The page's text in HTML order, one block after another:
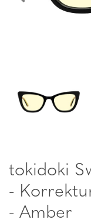
tokidoki
-
- Amber